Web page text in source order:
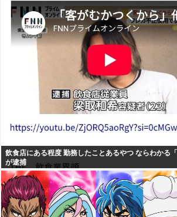
飲食店にある程度 勤務したことあるやつ ならわかる
が逮捕